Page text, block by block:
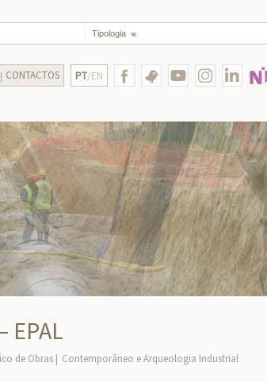
Tipologia
CONTACTOS PT/EN
EPAL
de Obras Contemporâneo e Arqueologia Industrial